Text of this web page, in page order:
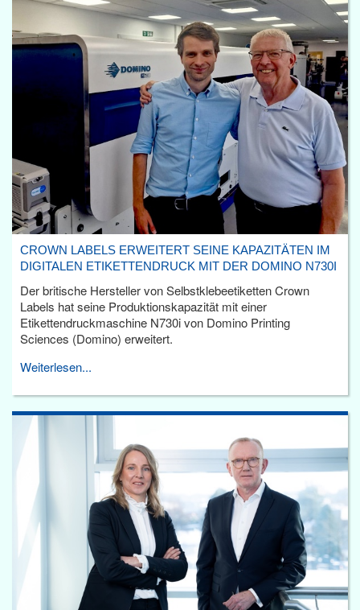
CROWN LABELS ERWEITERT SEINE KAPAZITÄTEN IM
DIGITALEN ETIKETTENDRUCK MIT DER DOMINO N730I
Der britische Hersteller von Selbstklebeetiketten Crown
Labels hat seine Produktionskapazität mit einer
Etikettendruckmaschine N730i von Domino Printing
Sciences (Domino) erweitert.
Weiterlesen...